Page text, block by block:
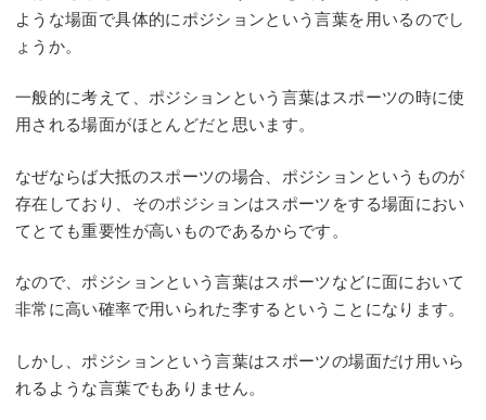
ような場面で具体的にポジションという言葉を用いるのでし
ょうか。
一般的に考えて、ポジションという言葉はスポーツの時に使
用される場面がほとんどだと思います。
なぜならば大抵のスポーツの場合、ポジションというものが
存在しており、そのポジションはスポーツをする場面におい
てとても重要性が高いものであるからです。
なので、ポジションという言葉はスポーツなどに面において
非常に高い確率で用いられた李するということになります。
しかし、ポジションという言葉はスポーツの場面だけ用いら
れるような言葉でもありません。